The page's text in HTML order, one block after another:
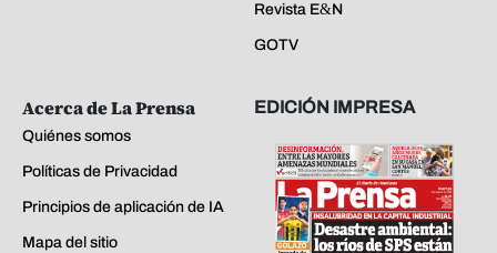
Revista E&N
GOTV
Acerca de La Prensa
Quiénes somos
Políticas de Privacidad
Principios de aplicación de IA
Mapa del sitio
EDICIÓN IMPRESA